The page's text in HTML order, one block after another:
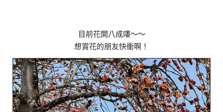
目前花開八成嘍～～
想賞花的朋友快衝啊！